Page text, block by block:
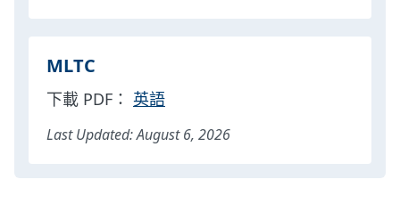
MLTC
下載 PDF： 英語
Last Updated: August 6, 2026